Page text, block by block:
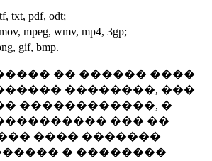
txt, pdf, odt;
mpeg, wmv, mp4, 3gp;
gif, bmp.
�� ������ ����
��������, ���
������������, �
��� ��
���� �������
� ��������